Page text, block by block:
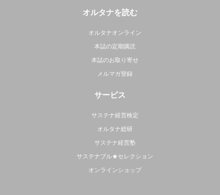
オルタナを読む
オルタナオンライン
本誌の定期購読
本誌のお取り寄せ
メルマガ登録
サービス
サステナ経営検定
オルタナ総研
サステナ経営塾
サステナブル★セレクション
オンラインショップ